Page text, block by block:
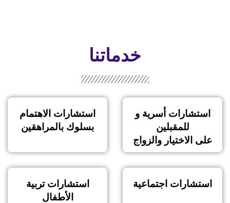
خدماتنا
استشارات أسرية و
للمقبلين
على الاختيار والزواج
استشارات الاهتمام
بسلوك بالمراهقين
استشارات اجتماعية
استشارات تربية
الأطفال